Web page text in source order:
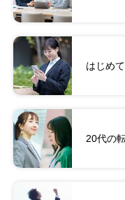
はじめ
20代の